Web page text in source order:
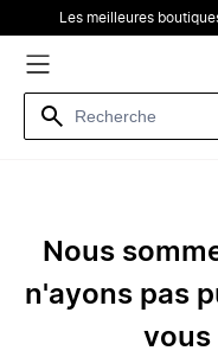
Les meilleures
Nous
n'ayons pas
vous